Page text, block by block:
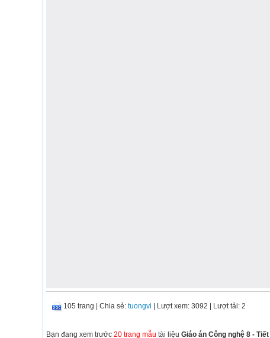
105 trang Chia sẻ: tuongvi | Lượt xem: 3092 | Lượt tải: 2
Bạn đang xem trước 20 trang mẫu tài liệu Giáo án Công nghệ 8 -